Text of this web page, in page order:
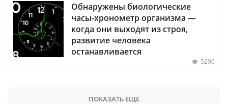
Обнаружены биологические
часы-хронометр организма —
когда они выходят из строя,
развитие человека
останавливается
5296
ПОКАЗАТЬ ЕЩЕ